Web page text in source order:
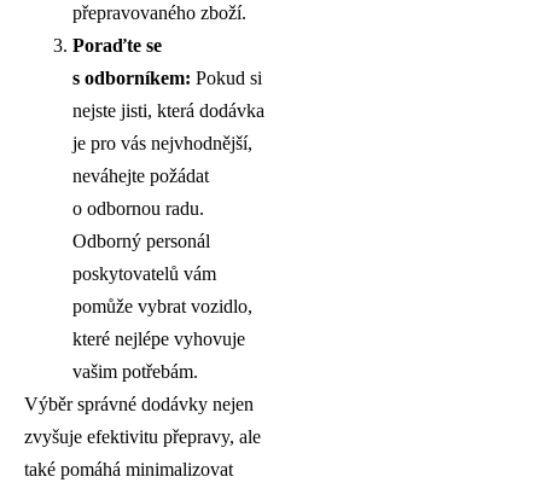
přepravovaného zboží.
Poraďte se
s odborníkem: Pokud si
nejste jisti, která dodávka
je pro vás nejvhodnější,
neváhejte požádat
o odbornou radu.
Odborný personál
poskytovatelů vám
pomůže vybrat vozidlo,
které nejlépe vyhovuje
vašim potřebám.
Výběr správné dodávky nejen
zvyšuje efektivitu přepravy, ale
také pomáhá minimalizovat